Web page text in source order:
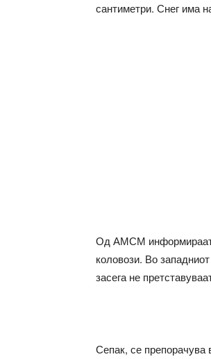
сантиметри. Снег има
Од АМСМ информираат
коловози. Во
засега не
Сепак, се препорачува